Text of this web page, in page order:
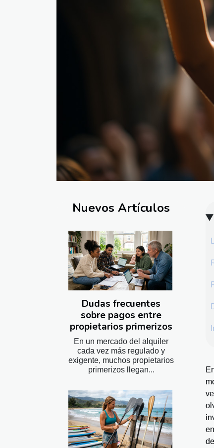
Nuevos Artículos
Dudas frecuentes
sobre pagos entre
propietarios primerizos
En un mercado del alquiler
cada vez más regulado y
exigente, muchos propietarios
primerizos llegan...